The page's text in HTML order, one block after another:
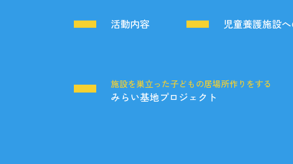
活動内容 児童養護施設
施設を巣立った子どもの居場所作りをする
みらい基地プロジェクト